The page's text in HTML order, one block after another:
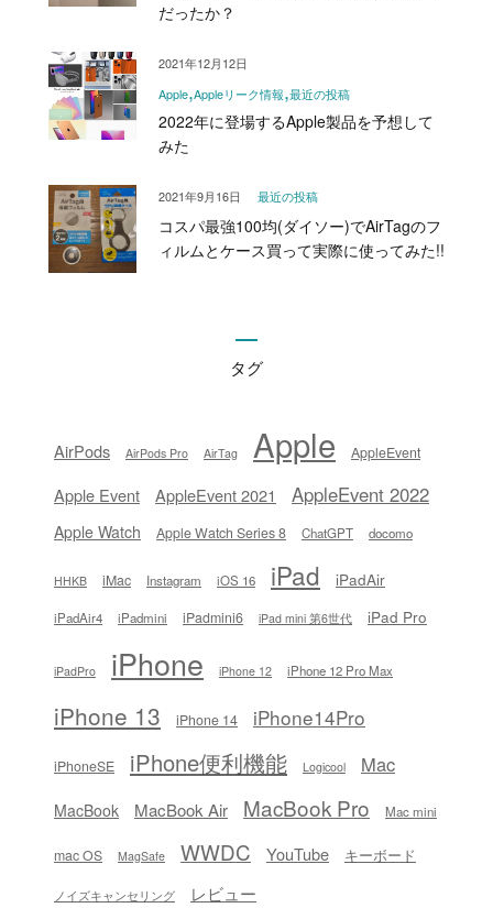
だったか？
Apple Appleリーク情報 最近の投稿
2022年に登場するApple製品を予想して
みた
2021年12月12日
最近の投稿
コスパ最強100均(ダイソー)でAirTagのフ
ィルムとケース買って実際に使ってみた!!
2021年9月16日
タグ
AirPods AirPods Pro AirTag Apple AppleEvent
Apple Event AppleEvent 2021 AppleEvent 2022
Apple Watch Apple Watch Series 8 ChatGPT docomo
HHKB iMac Instagram iOS 16 iPad iPadAir
iPadAir4 iPadmini iPadmini6 iPad mini 第6世代 iPad Pro
iPadPro iPhone iPhone 12 iPhone 12 Pro Max
iPhone 13 iPhone 14 iPhone14Pro
iPhoneSE iPhone便利機能 Logicool Mac
MacBook MacBook Air MacBook Pro Mac mini
mac OS MagSafe WWDC YouTube キーボード
ノイズキャンセリング レビュー